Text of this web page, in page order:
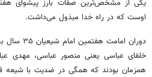
یکی از مشخص‌ترین صفات بارز پیشوای
اوست که در راه خدا مبذول می‌داشت.
دوران
خلفای عباسی یعنی منصور عباسی، مهدی
همزمان بودند که همگی در ضدیت با شیعه